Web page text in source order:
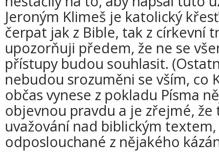
Jeroným Klimeš je katolický
čerpat jak z Bible, tak z církevní
upozorňuji předem, že ne se
přístupy budou souhlasit.
nebudou srozuměni se vším, co
občas vynese z pokladu Písma
objevnou pravdu a je zřejmé, že
uvažování nad biblickým
odposlouchané z nějakého